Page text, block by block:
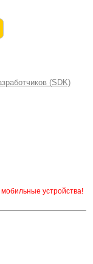
(SDK)
устройства!